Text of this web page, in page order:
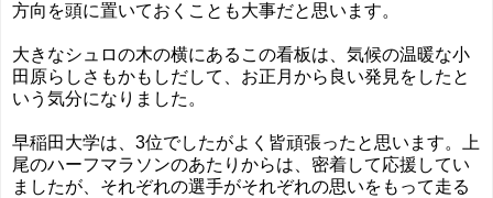
方向を頭に置いておくことも大事だと思います。
大きなシュロの木の横にあるこの看板は、気候の温暖な小
田原らしさもかもしだして、お正月から良い発見をしたと
いう気分になりました。
早稲田大学は、3位でしたがよく皆頑張ったと思います。上
尾のハーフマラソンのあたりからは、密着して応援してい
ましたが、それぞれの選手がそれぞれの思いをもって走る